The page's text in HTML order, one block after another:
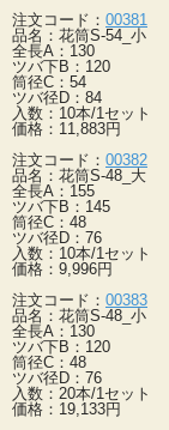
注文コード： 00381
品名：花筒S-54_小
全長A：130
ツバ下B：120
筒径C：54
ツバ径D：84
入数：10本/1セット
価格：11,883円
注文コード： 00382
品名：花筒S-48_大
全長A：155
ツバ下B：145
筒径C：48
ツバ径D：76
入数：10本/1セット
価格：9,996円
注文コード： 00383
品名：花筒S-48_小
全長A：130
ツバ下B：120
筒径C：48
ツバ径D：76
入数：20本/1セット
価格：19,133円